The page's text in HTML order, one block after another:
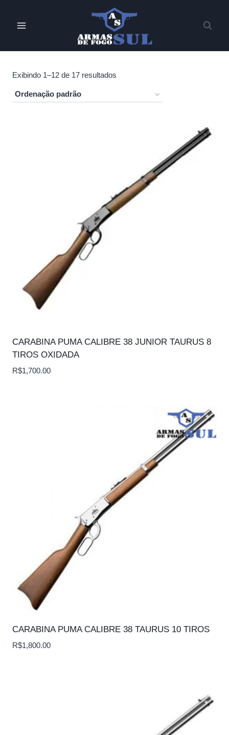
Exibindo 1–12 de 17 resultados
CARABINA PUMA CALIBRE 38 JUNIOR TAURUS 8
TIROS OXIDADA
R$1,700.00
CARABINA PUMA CALIBRE 38 TAURUS 10 TIROS
R$1,800.00